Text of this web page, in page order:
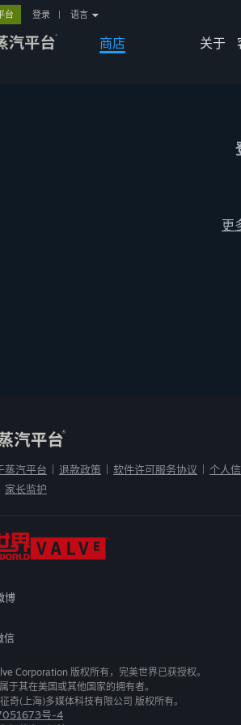
商店 关于
台 登录 语言
更
蒸汽平台 退款政策 软件许可服务协议 个人
家长监护
博
信
Corporation 版权所有，完美世界已获授权。
于其在美国或其他国家的拥有者。
奇(上海)多媒体科技有限公司 版权所有。
号-4